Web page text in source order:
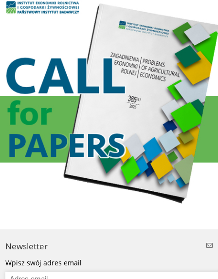
Newsletter
Wpisz swój adres email